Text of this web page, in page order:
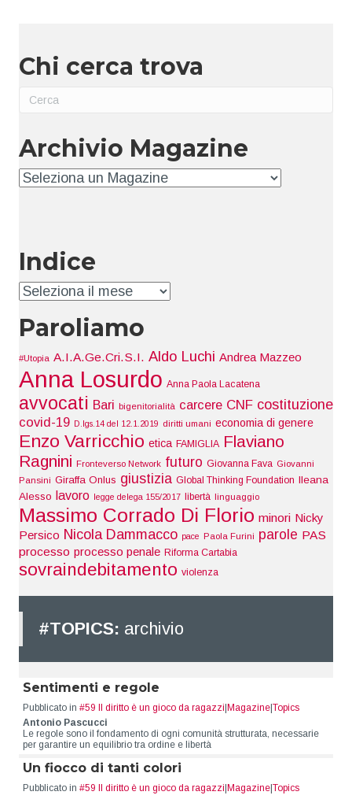
Chi cerca trova
Archivio Magazine
Archivio
Indice
Indice
Paroliamo
#Utopia A.I.A.Ge.Cri.S.I. Aldo Luchi Andrea Mazzeo
Anna Losurdo Anna Paola Lacatena
avvocati Bari bigenitorialità carcere CNF costituzione
covid-19 D.lgs.14 del 12.1.2019 diritti umani economia di genere
Enzo Varricchio etica FAMIGLIA Flaviano
Ragnini Fronteverso Network futuro Giovanna Fava Giovanni
Pansini Giraffa Onlus giustizia Global Thinking Foundation Ileana
Alesso lavoro legge delega 155/2017 libertà linguaggio
Massimo Corrado Di Florio minori Nicky
Persico Nicola Dammacco pace Paola Furini parole PAS
processo processo penale Riforma Cartabia
sovraindebitamento violenza
#TOPICS: archivio
Sentimenti e regole
Pubblicato in #59 Il diritto è un gioco da ragazzi|Magazine|Topics
Antonio Pascucci
Le regole sono il fondamento di ogni comunità strutturata, necessarie
per garantire un equilibrio tra ordine e libertà
Un fiocco di tanti colori
Pubblicato in #59 Il diritto è un gioco da ragazzi|Magazine|Topics